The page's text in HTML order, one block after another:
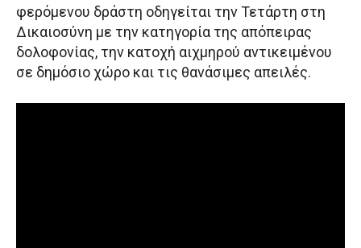
φερόμενου δράστη οδηγείται την Τετάρτη στη
Δικαιοσύνη με την κατηγορία της απόπειρας
δολοφονίας, την κατοχή αιχμηρού αντικειμένου
σε δημόσιο χώρο και τις θανάσιμες απειλές.